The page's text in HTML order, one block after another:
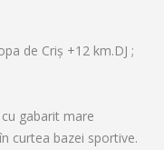
de Criş +12 km.DJ ;
gabarit mare
curtea bazei sportive.